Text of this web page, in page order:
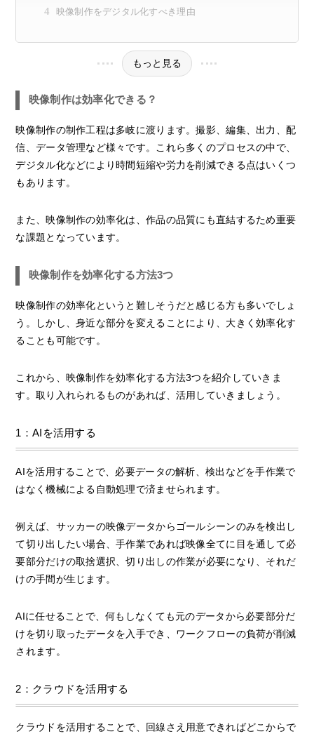
映像制作をデジタル化すべき理由
もっと見る
映像制作は効率化できる？
映像制作の制作工程は多岐に渡ります。撮影、編集、出力、配
信、データ管理など様々です。これら多くのプロセスの中で、
デジタル化などにより時間短縮や労力を削減できる点はいくつ
もあります。
また、映像制作の効率化は、作品の品質にも直結するため重要
な課題となっています。
映像制作を効率化する方法3つ
映像制作の効率化というと難しそうだと感じる方も多いでしょ
う。しかし、身近な部分を変えることにより、大きく効率化す
ることも可能です。
これから、映像制作を効率化する方法3つを紹介していきま
す。取り入れられるものがあれば、活用していきましょう。
1：AIを活用する
AIを活用することで、必要データの解析、検出などを手作業で
はなく機械による自動処理で済ませられます。
例えば、サッカーの映像データからゴールシーンのみを検出し
て切り出したい場合、手作業であれば映像全てに目を通して必
要部分だけの取捨選択、切り出しの作業が必要になり、それだ
けの手間が生じます。
AIに任せることで、何もしなくても元のデータから必要部分だ
けを切り取ったデータを入手でき、ワークフローの負荷が削減
されます。
2：クラウドを活用する
クラウドを活用することで、回線さえ用意できればどこからで